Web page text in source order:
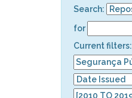
Search:
for
Current filters: